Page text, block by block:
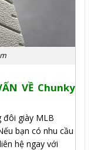
VỀ Chunky
đôi giày MLB
bạn có nhu cầu
hệ ngay với